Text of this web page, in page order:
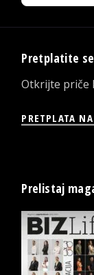
Pretplatite se
Otkrijte priče
PRETPLATA
Prelistaj